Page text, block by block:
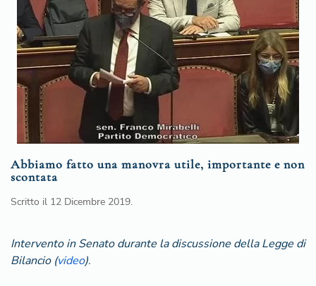
Abbiamo fatto una manovra utile, importante e non
scontata
Scritto il 12 Dicembre 2019.
Intervento in Senato durante la discussione della Legge di
Bilancio (video).